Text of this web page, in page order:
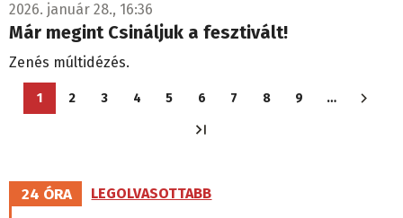
2026. január 28., 16:36
Már megint Csináljuk a fesztivált!
Zenés múltidézés.
Oldalszámozás
1 2 3 4 5 6 7
Oldal
8
Oldal
9 …
24 ÓRA LEGOLVASOTTABB